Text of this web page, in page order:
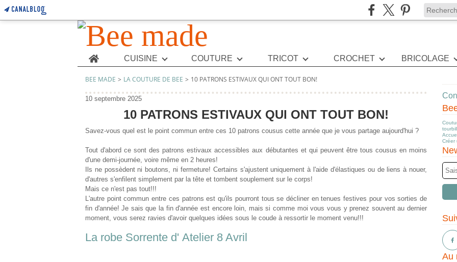
Home CUISINE COUTURE TRICOT CROCHET BRICOLAGE
BEE MADE > LA COUTURE DE BEE > 10 PATRONS ESTIVAUX QUI ONT TOUT BON!
10 septembre 2025
10 PATRONS ESTIVAUX QUI ONT TOUT BON!
Savez-vous quel est le point commun entre ces 10 patrons cousus cette année que je vous partage aujourd'hui ?
Tout d'abord ce sont des patrons estivaux accessibles aux débutantes et qui peuvent être tous cousus en moins
d'une demi-journée, voire même en 2 heures!
Ils ne possèdent ni boutons, ni fermeture! Certains s'ajustent uniquement à l'aide d'élastiques ou de liens à nouer,
d'autres s'enfilent simplement par la tête et tombent souplement sur le corps!
Mais ce n'est pas tout!!!
L'autre point commun entre ces patrons est qu'ils pourront tous se décliner en tenues festives pour vos sorties de
fin d'année! Je sais que la fin d'année est encore loin, mais si comme moi vous vous y prenez souvent au dernier
moment, vous serez ravies d'avoir quelques idées sous le coude à ressortir le moment venu!!!
La robe Sorrente d' Atelier 8 Avril
Créer
Au